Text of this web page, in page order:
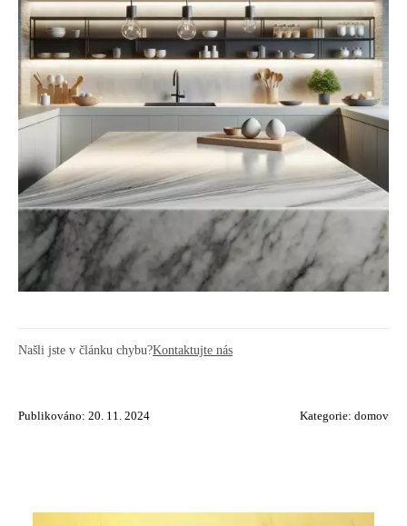
Našli jste v článku chybu?Kontaktujte nás
Publikováno: 20. 11. 2024 Kategorie: domov